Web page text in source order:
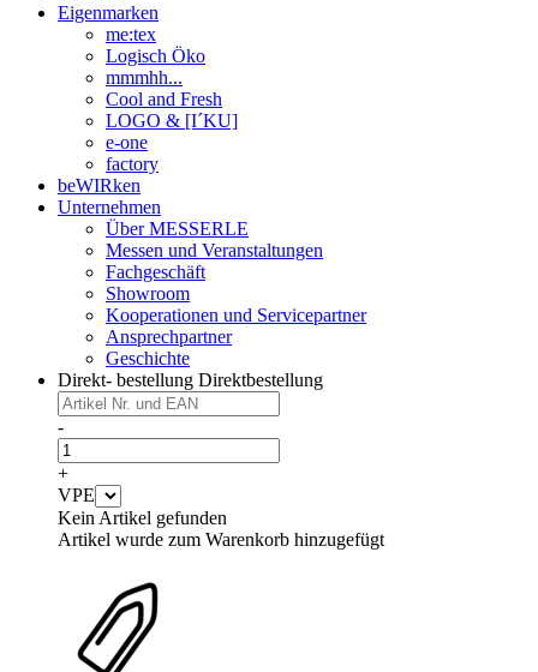
Eigenmarken
me:tex
Logisch Öko
mmmhh...
Cool and Fresh
LOGO & [I´KU]
e-one
factory
beWIRken
Unternehmen
Über MESSERLE
Messen und Veranstaltungen
Fachgeschäft
Showroom
Kooperationen und Servicepartner
Ansprechpartner
Geschichte
Direkt- bestellung Direktbestellung
-
+
VPE
Kein Artikel gefunden
Artikel wurde zum Warenkorb hinzugefügt